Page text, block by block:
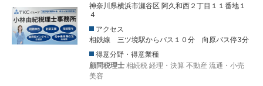
神奈川県横浜市瀬谷区 阿久和西２丁目１１番地１
４
アクセス
相鉄線 三ツ境駅からバス１０分 向原バス停3分
得意分野・得意業種
顧問税理士 相続税 経理・決算 不動産 流通・小売
美容